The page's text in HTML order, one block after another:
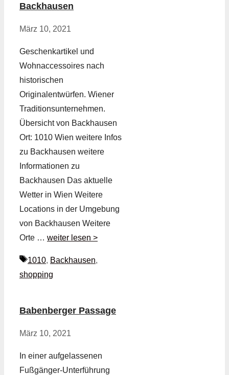
Backhausen
März 10, 2021
Geschenkartikel und
Wohnaccessoires nach
historischen
Originalentwürfen. Wiener
Traditionsunternehmen.
Übersicht von Backhausen
Ort: 1010 Wien weitere Infos
zu Backhausen weitere
Informationen zu
Backhausen Das aktuelle
Wetter in Wien Weitere
Locations in der Umgebung
von Backhausen Weitere
Orte … weiter lesen >
Schlagwörter
1010, Backhausen,
shopping
Babenberger Passage
März 10, 2021
In einer aufgelassenen
Fußgänger-Unterführung